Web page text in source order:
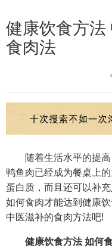
健康饮食方法
食肉法
随着生活水平的提高
鸭鱼肉已经成为餐桌上
蛋白质，而且还可以补
如何食肉才能达到健康
中医滋补的食肉方法吧!
健康饮食方法如何